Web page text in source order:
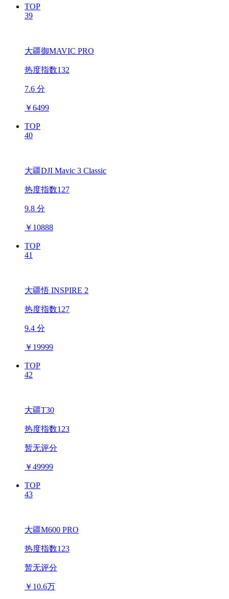
TOP
39
大疆御MAVIC PRO
热度指数132
7.6 分
￥6499
TOP
40
大疆DJI Mavic 3 Classic
热度指数127
9.8 分
￥ 10888
TOP
41
大疆悟 INSPIRE 2
热度指数127
9.4 分
￥ 19999
TOP
42
大疆T30
热度指数123
暂无评分
￥49999
TOP
43
大疆M600 PRO
热度指数123
暂无评分
￥ 10.6万